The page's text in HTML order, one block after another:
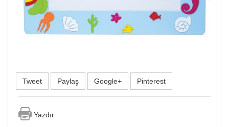
Tweet Paylaş Google+ Pinterest
Yazdır